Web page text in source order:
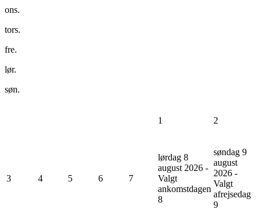
ons.
tors.
fre.
lør.
søn.
1 2
3 4 5 6 7
lørdag 8
august 2026 -
Valgt
ankomstdagen
8
søndag 9
august
2026 -
Valgt
afrejsedag
9